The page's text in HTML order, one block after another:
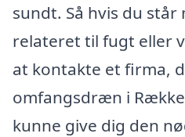
sundt. Så hvis du
relateret til fugt eller
at kontakte et firma,
omfangsdræn i
kunne give dig den